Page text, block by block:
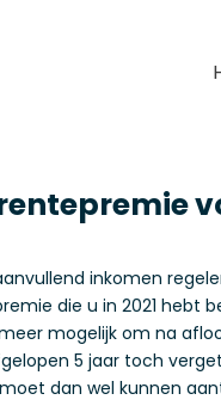
inkomen
die u in 2021 hebt
mogelijk om na
5 jaar toch
dan wel kunnen